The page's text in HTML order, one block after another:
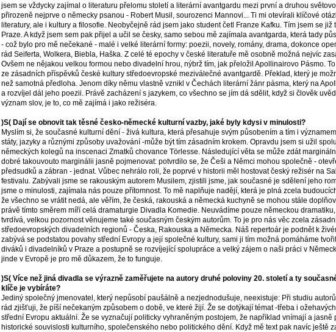
jsem se vždycky zajímal o literaturu přelomu století a literární avantgardu mezi první a druhou
přirozeně nejprve o německy psanou - Robert Musil, sourozenci Mannovi... Ti mi otevírali klíčové
literatury, ale i kultury a filosofie. Neobyčejně rád jsem jako student četl Franze Kafku. Tím jsem se již
Praze. A když jsem sem pak přijel a učil se česky, samo sebou mě zajímala avantgarda, která tady
- což bylo pro mě nečekané - malé i velké literární formy: poezii, novely, romány, drama, dokonce
rád Seiferta, Wolkera, Biebla, Haška. Z celé té epochy v české literatuře mě osobně možná nejvíc
Ovšem ne nějakou velkou formou nebo divadelní hrou, nýbrž tím, jak přeložil Apollinairovo Pásmo.
ze zásadních příspěvků české kultury středoevropské meziválečné avantgardě. Překlad, který je
než samotná předloha. Jenom díky němu vlastně vznikl v Čechách literární žánr pásma, který na
a rozvíjel dál jeho poezii. Právě zacházení s jazykem, co všechno se jím dá sdělit, když si člověk
význam slov, je to, co mě zajímá i jako režiséra.
)S( Dají se obnovit tak těsné česko-německé kulturní vazby, jaké byly kdysi v minulosti?
Myslím si, že současné kulturní dění - živá kultura, která přesahuje svým působením a tím i
státy, jazyky a různými způsoby uvažování -může být tím zásadním krokem. Opravdu jsem si užil
německých kolegů na inscenaci Zmatků chovance Törlesse. Následující věta se může zdát
dobré takouvouto marginálii jasně pojmenovat: potvrdilo se, že Češi a Němci mohou společně -
předsudků a zábran - jednat. Vůbec nehrálo roli, že poprvé v historii měl hostovat český režisér na
festivalu. Zabývali jsme se rakouským autorem Musilem, zjistili jsme, jak současné je sdělení jeho
jsme o minulosti, zajímala nás pouze přítomnost. To mě naplňuje nadějí, která je plná zcela
že všechno se vrátit nedá, ale věřím, že česká, rakouská a německá kuchyně se mohou stále
právě tímto směrem míří celá dramaturgie Divadla Komedie. Neuvádíme pouze německou
tvrdívá, velkou pozornost věnujeme také současným českým autorům. To je pro nás věc zcela
středoevropských divadelních regionů - Česka, Rakouska a Německa. Náš repertoár je podnět k
zabývá se podstatou povahy střední Evropy a její společné kultury, sami ji tím možná pomáháme
diváků i divadelníků v Praze a postupně se rozvíjející spolupráce a velký zájem o naši práci v
jinde v Evropě je pro mě důkazem, že to funguje.
)S( Více než jiná divadla se výrazně zaměřujete na autory druhé poloviny 20. století a ty
klíče je vybíráte?
Jediný společný jmenovatel, který nepůsobí paušálně a nezjednodušuje, neexistuje: Při studiu
rád zjišťuji, že píší nečekaným způsobem o době, ve které žijí. Že se dotýkají témat -třeba i
střední Evropu aktuální. Že se vyznačují politicky vyhraněným postojem, že například vnímají a jasně
historické souvislosti kulturního, společenského nebo politického dění. Když mě text pak navíc ještě